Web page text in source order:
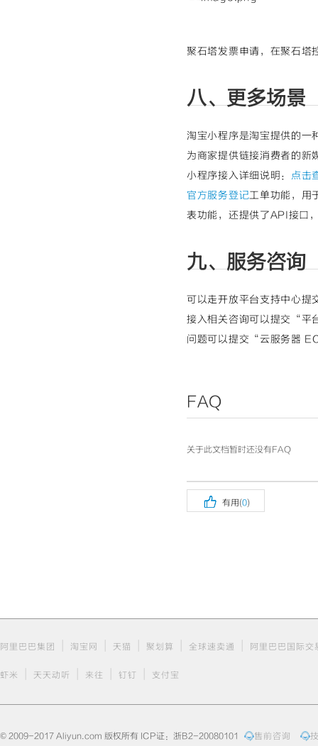
聚石塔发票申请，在聚石塔
八、更多场景
淘宝小程序是淘宝提供的一
为商家提供链接消费者的新
小程序接入详细说明：
点击
官方服务登记工单功能，用
表功能，还提供了API接口
九、服务咨询
可以走开放平台支持中心提
接入相关咨询可以提交“平
问题可以提交“云服务器
FAQ
关于此文档暂时还没有FAQ
 有用(0)
阿里巴巴集团 淘宝网 天猫 聚划算 全球速卖通 阿里巴巴国际交
虾米 天天动听 来往 钉钉 支付宝
© 2009-2017 Aliyun.com 版权所有 ICP证：浙B2-20080101 售前咨询